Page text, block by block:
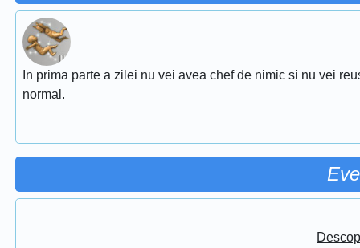
In prima parte a zilei nu vei avea chef de nimic si nu vei
normal.